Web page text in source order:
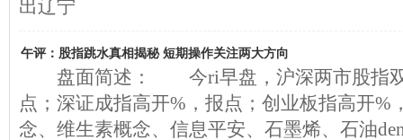
出辽宁
午评：股指跳水真相揭秘 短期操作关注两大方向
盘面简述： 今ri早盘，沪深两市股指双
点；深证成指高开%，报点；创业板指高开%
念、维生素概念、信息平安、石墨烯、石油